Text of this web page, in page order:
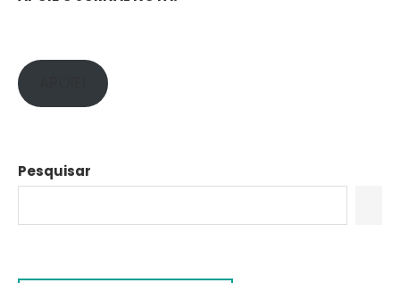
Pesquisar